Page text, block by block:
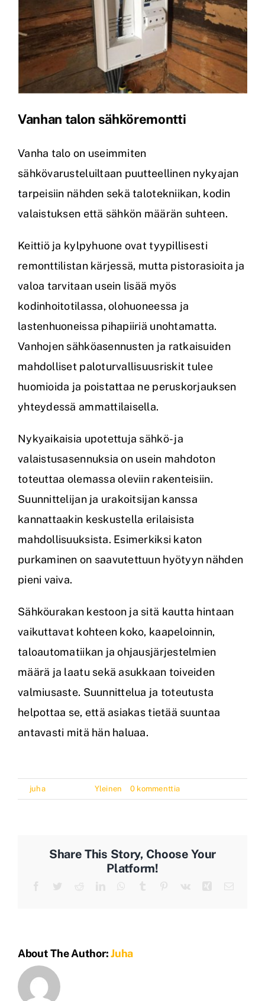
Vanhan talon sähköremontti
Vanha talo on useimmiten
sähkövarusteluiltaan puutteellinen nykyajan
tarpeisiin nähden sekä talotekniikan, kodin
valaistuksen että sähkön määrän suhteen.
Keittiö ja kylpyhuone ovat tyypillisesti
remonttilistan kärjessä, mutta pistorasioita ja
valoa tarvitaan usein lisää myös
kodinhoitotilassa, olohuoneessa ja
lastenhuoneissa pihapiiriä unohtamatta.
Vanhojen sähköasennusten ja ratkaisuiden
mahdolliset paloturvallisuusriskit tulee
huomioida ja poistattaa ne peruskorjauksen
yhteydessä ammattilaisella.
Nykyaikaisia upotettuja sähkö- ja
valaistusasennuksia on usein mahdoton
toteuttaa olemassa oleviin rakenteisiin.
Suunnittelijan ja urakoitsijan kanssa
kannattaakin keskustella erilaisista
mahdollisuuksista. Esimerkiksi katon
purkaminen on saavutettuun hyötyyn nähden
pieni vaiva.
Sähköurakan kestoon ja sitä kautta hintaan
vaikuttavat kohteen koko, kaapeloinnin,
taloautomatiikan ja ohjausjärjestelmien
määrä ja laatu sekä asukkaan toiveiden
valmiusaste. Suunnittelua ja toteutusta
helpottaa se, että asiakas tietää suuntaa
antavasti mitä hän haluaa.
juha Yleinen 0 kommenttia
Share This Story, Choose Your
Platform!
About The Author:Juha